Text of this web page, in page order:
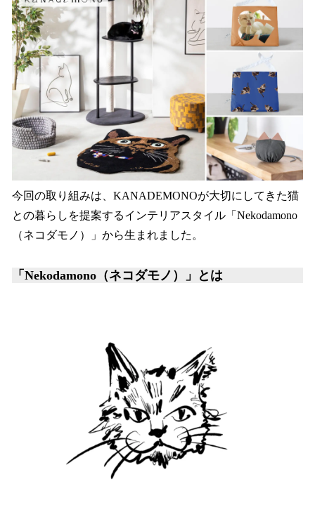
今回の取り組みは、KANADEMONOが大切にしてきた猫
との暮らしを提案するインテリアスタイル「Nekodamono
（ネコダモノ）」から生まれました。
「Nekodamono（ネコダモノ）」とは